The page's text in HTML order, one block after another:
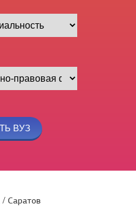
/ Саратов